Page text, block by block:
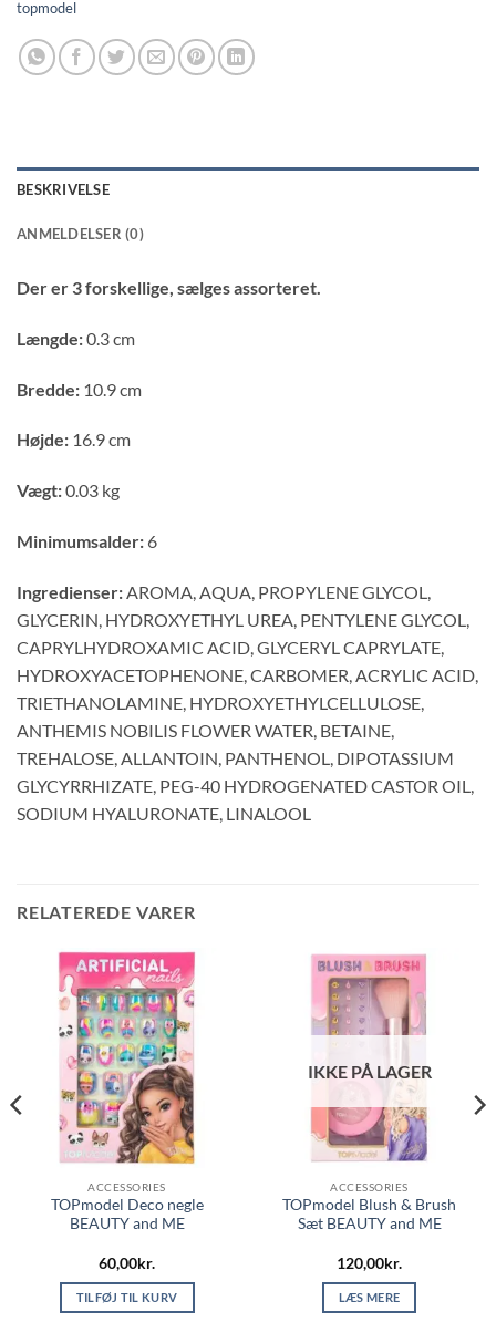
topmodel
BESKRIVELSE
ANMELDELSER (0)
Der er 3 forskellige, sælges assorteret.
Længde:0.3 cm
Bredde: 10.9 cm
Højde: 16.9 cm
Vægt:0.03 kg
Minimumsalder: 6
Ingredienser: AROMA, AQUA, PROPYLENE GLYCOL,
GLYCERIN, HYDROXYETHYL UREA, PENTYLENE GLYCOL,
CAPRYLHYDROXAMIC ACID, GLYCERYL CAPRYLATE,
HYDROXYACETOPHENONE, CARBOMER, ACRYLIC ACID,
TRIETHANOLAMINE, HYDROXYETHYLCELLULOSE,
ANTHEMIS NOBILIS FLOWER WATER, BETAINE,
TREHALOSE, ALLANTOIN, PANTHENOL, DIPOTASSIUM
GLYCYRRHIZATE, PEG-40 HYDROGENATED CASTOR OIL,
SODIUM HYALURONATE, LINALOOL
RELATEREDE VARER
ACCESSORIES
TOPmodel Deco negle
BEAUTY and ME
60,00kr.
TILFØJ TIL KURV
IKKE PÅ LAGER
ACCESSORIES
TOPmodel Blush & Brush
Sæt BEAUTY and ME
120,00kr.
LÆS MERE